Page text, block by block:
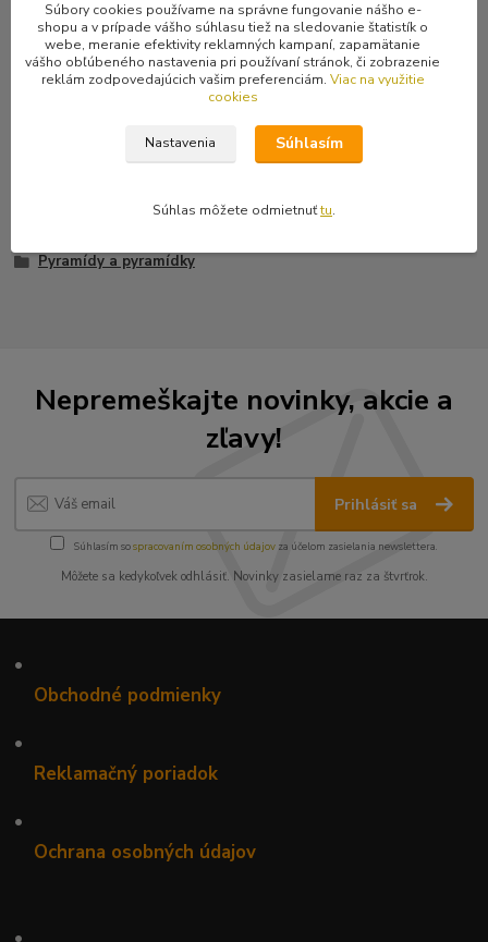
Kompletné špecifikácie
Vybíjanec na killer, obojok, opasok, bundu či vestu... Vyrobené zo
zliatiny, povrchová úprava farbou.
Pyramídy a pyramídky
Nepremeškajte novinky, akcie a
zľavy!
Prihlásiť sa
Súhlasím sospracovaním osobných údajov za účelom zasielania newslettera.
Môžete sa kedykoľvek odhlásiť. Novinky zasielame raz za štvrťrok.
•
Obchodné podmienky
•
Reklamačný poriadok
•
Ochrana osobných údajov
•
Súbory cookies používame na správne fungovanie nášho e-
shopu a v prípade vášho súhlasu tiež na sledovanie štatistík o
webe, meranie efektivity reklamných kampaní, zapamätanie
vášho obľúbeného nastavenia pri používaní stránok, či zobrazenie
reklám zodpovedajúcich vašim preferenciám. Viac na využitie
cookies
Nastavenia Súhlasím
Súhlas môžete odmietnuťtu.